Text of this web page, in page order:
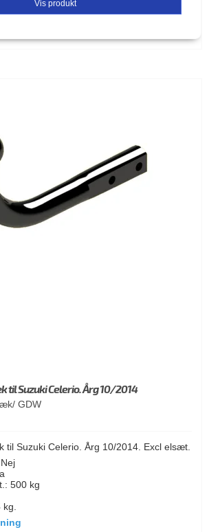
Vis produkt
Suzuki Celerio. Årg 10/2014
GDW
Suzuki Celerio. Årg 10/2014. Excl elsæt.
500 kg